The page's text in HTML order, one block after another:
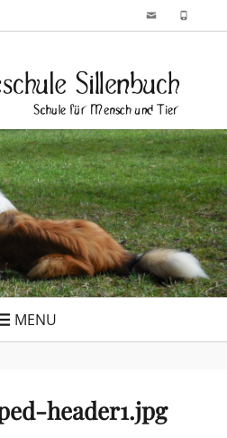
Email
Sillenbuch
MENU
header1.jpg